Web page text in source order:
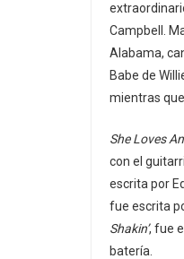
Campbell.
Alabama,
Babe de
mientras
She Loves
con el
escrita por
fue escrita
Shakin’, fue
batería.